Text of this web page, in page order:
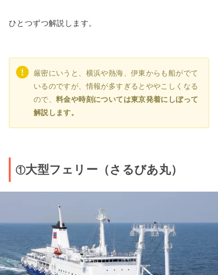
ひとつずつ解説します。
厳密にいうと、横浜や熱海、伊東からも船がでて
いるのですが、情報が多すぎるとややこしくなる
ので、料金や時刻については東京発着にしぼって
解説します。
①大型フェリー（さるびあ丸）